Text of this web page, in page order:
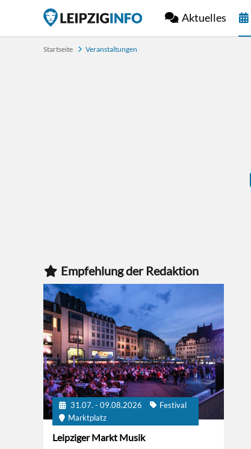
Aktuelles
Startseite Veranstaltungen
Empfehlung der Redaktion
31.07. - 09.08.2026
Festival
Marktplatz
Leipziger Markt Musik